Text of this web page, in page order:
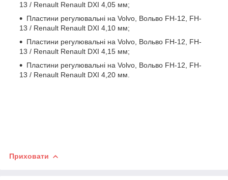
13 / Renault Renault DXI 4,05 мм;
Пластини регулювальні на Volvo, Вольво FH-12, FH-
13 / Renault Renault DXI 4,10 мм;
Пластини регулювальні на Volvo, Вольво FH-12, FH-
13 / Renault Renault DXI 4,15 мм;
Пластини регулювальні на Volvo, Вольво FH-12, FH-
13 / Renault Renault DXI 4,20 мм.
Приховати